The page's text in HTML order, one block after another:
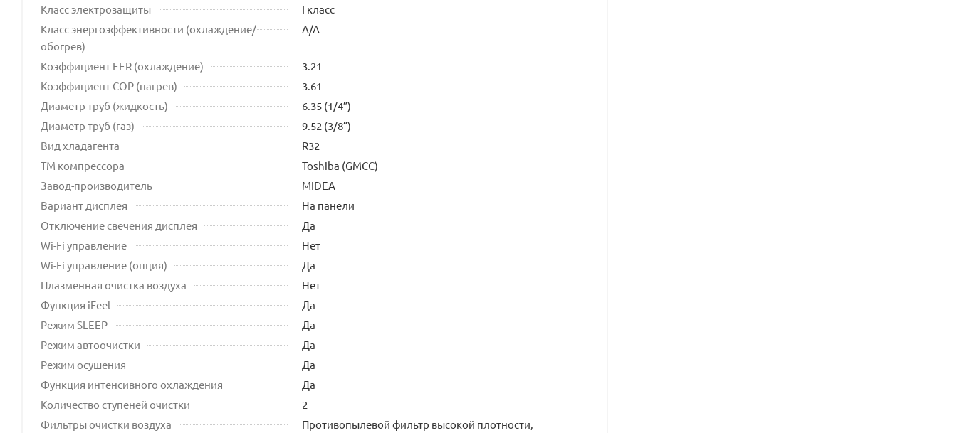
Класс электрозащиты
I класс
Класс энергоэффективности (охлаждение/
обогрев)
A/A
Коэффициент EER (охлаждение)
3.21
Коэффициент COP (нагрев)
3.61
Диаметр труб (жидкость)
6.35 (1/4”)
Диаметр труб (газ)
9.52 (3/8”)
Вид хладагента
R32
ТМ компрессора
Toshiba (GMCC)
Завод-производитель
MIDEA
Вариант дисплея
На панели
Отключение свечения дисплея
Да
Wi-Fi управление
Нет
Wi-Fi управление (опция)
Да
Плазменная очистка воздуха
Нет
Функция iFeel
Да
Режим SLEEP
Да
Режим автоочистки
Да
Режим осушения
Да
Функция интенсивного охлаждения
Да
Количество ступеней очистки
2
Фильтры очистки воздуха
Противопылевой фильтр высокой плотности,